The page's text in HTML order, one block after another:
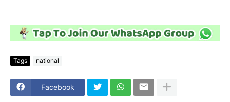
Tags national
Facebook